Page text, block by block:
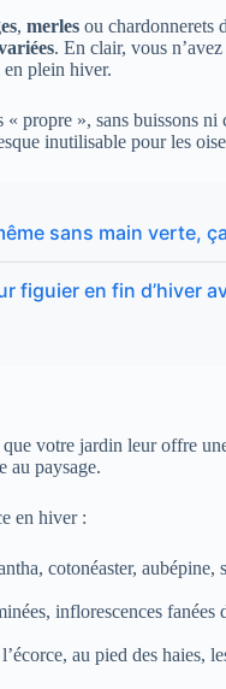
, merles ou chardonnerets
. En clair, vous
plein hiver.
propre », sans buissons ni
inutilisable pour les
sans main verte,
figuier en fin d’hiver
votre jardin leur offre
au paysage.
en hiver :
cotonéaster,
inflorescences
au pied des haies,